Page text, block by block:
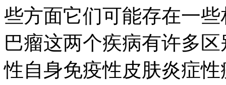
些方面它们可能存在一
巴瘤这两个疾病有许多
性自身免疫性皮肤炎症